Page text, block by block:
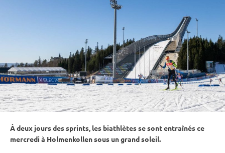
À deux jours des sprints, les biathlètes se sont entraînés ce
mercredi à Holmenkollensous un grand soleil.